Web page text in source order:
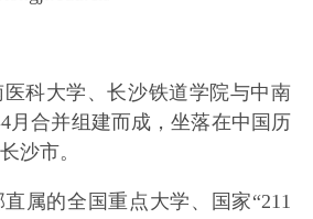
科大学、长沙铁道学院与中南
月合并组建而成，坐落在中国历
沙市。
属的全国重点大学、国家“211